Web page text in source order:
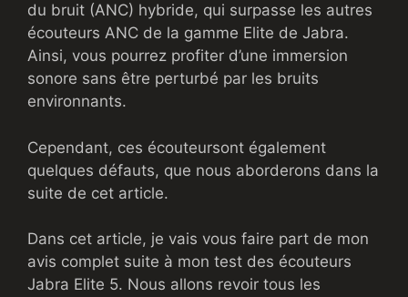
du bruit (ANC) hybride, qui surpasse les autres
écouteurs ANC de la gamme Elite de Jabra.
Ainsi, vous pourrez profiter d’une immersion
sonore sans être perturbé par les bruits
environnants.
Cependant, ces écouteursont également
quelques défauts, que nous aborderons dans la
suite de cet article.
Dans cet article, je vais vous faire part de mon
avis complet suite à mon test des écouteurs
Jabra Elite 5. Nous allons revoir tous les